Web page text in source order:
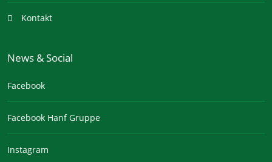
Kontakt
News & Social
Facebook
Facebook Hanf Gruppe
Instagram